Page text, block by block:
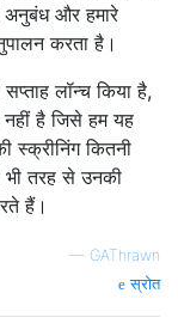
अनुबंध और हमारे
करता है।
लॉन्च किया है,
नहीं है जिसे हम यह
कितनी
भी तरह से उनकी
हैं।
— GAThrawn
स्रोत